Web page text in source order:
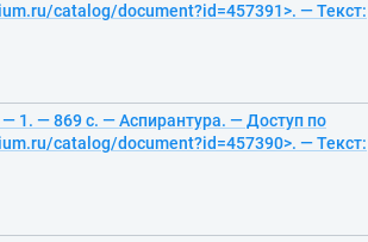
catalog/document?id=457391>. — Текст:
1. — 869 с. — Аспирантура. — Доступ по
catalog/document?id=457390>. — Текст: